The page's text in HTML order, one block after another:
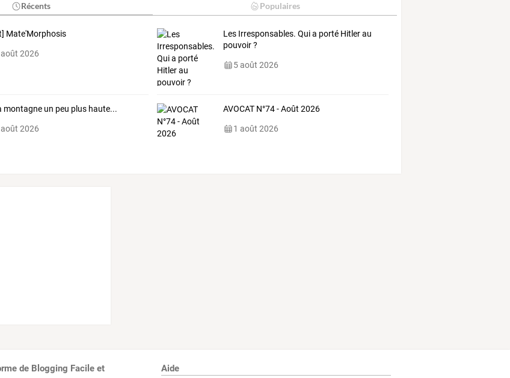
Récents Populaires
Mate'Morphosis
août 2026
Les Irresponsables. Qui a porté Hitler au
pouvoir ?
5 août 2026
montagne un peu plus haute...
août 2026
AVOCAT N°74 - Août 2026
1 août 2026
de Blogging Facile et
Aide